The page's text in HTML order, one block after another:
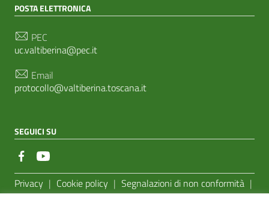
POSTA ELETTRONICA
PEC
uc.valtiberina@pec.it
Email
protocollo@valtiberina.toscana.it
SEGUICI SU
Sezione Link Utili
Privacy | Cookie policy | Segnalazioni di non conformità |